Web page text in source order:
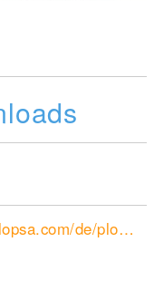
www.plopsa.com/de/plopsaland-ardennes